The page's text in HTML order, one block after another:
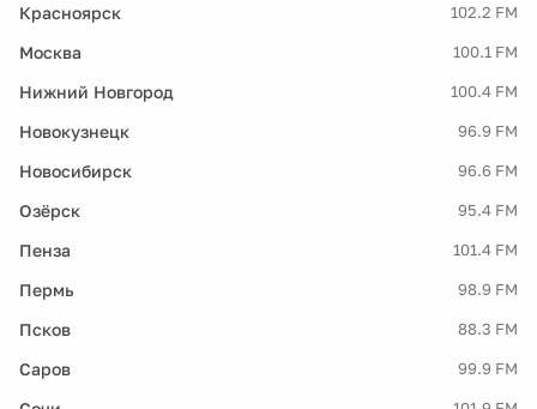
Красноярск 102.2 FM
Москва 100.1 FM
Нижний Новгород 100.4 FM
Новокузнецк 96.9 FM
Новосибирск 96.6 FM
Озёрск 95.4 FM
Пенза 101.4 FM
Пермь 98.9 FM
Псков 88.3 FM
Саров 99.9 FM